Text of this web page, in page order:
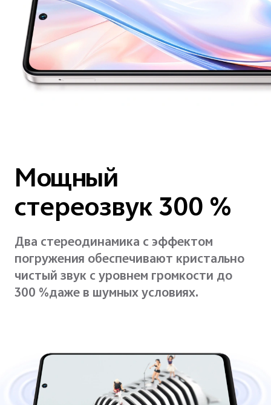
Мощный
стереозвук 300 %
Два стереодинамика с эффектом
погружения обеспечивают кристально
чистый звук с уровнем громкости до
300 %даже в шумных условиях.